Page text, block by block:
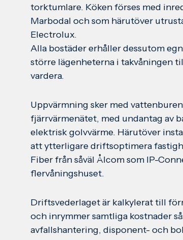
torktumlare. Köken förses med
Marbodal och som härutöver
Electrolux.
Alla bostäder erhåller dessutom
större lägenheterna i takvåningen
vardera.
Uppvärmning sker med
fjärrvärmenätet, med undantag av
elektrisk golvvärme. Härutöver
att ytterligare driftsoptimera
Fiber från såväl Ålcom som IP-
flervåningshuset.
Driftsvederlaget är kalkylerat till
och inrymmer samtliga kostnader
avfallshantering, disponent- och